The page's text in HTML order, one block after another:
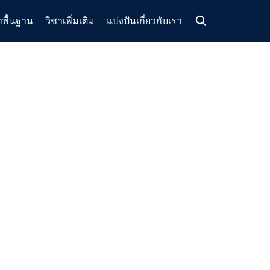
พื้นฐาน วิชาเพิ่มเติม แบ่งปันเกี่ยวกับเรา